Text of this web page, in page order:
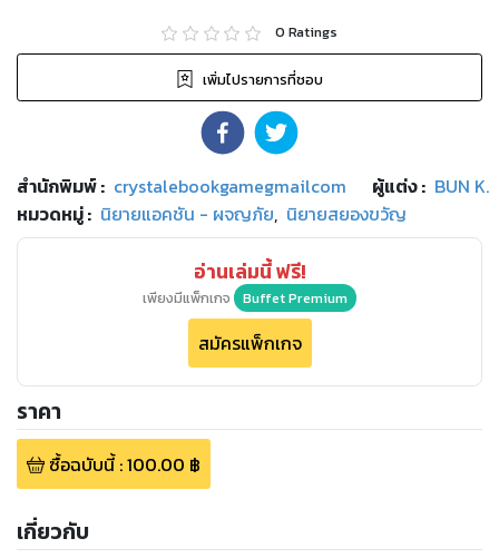
0 Ratings
เพิ่มไปรายการที่ชอบ
สำนักพิมพ์: crystalebookgamegmailcom ผู้แต่ง : BUN K.
หมวดหมู่: นิยายแอคชัน - ผจญภัย, นิยายสยองขวัญ
อ่านเล่มนี้ ฟรี!
เพียงมีแพ็กเกจ Buffet Premium
สมัครแพ็กเกจ
ราคา
ซื้อฉบับนี้:100.00 ฿
เกี่ยวกับ